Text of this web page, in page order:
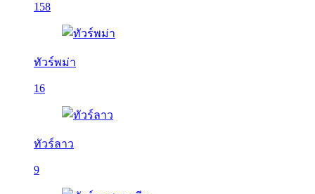
158
ทัวร์พม่า
16
ทัวร์ลาว
9